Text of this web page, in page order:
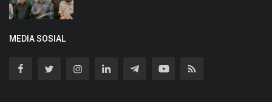
MEDIA SOSIAL